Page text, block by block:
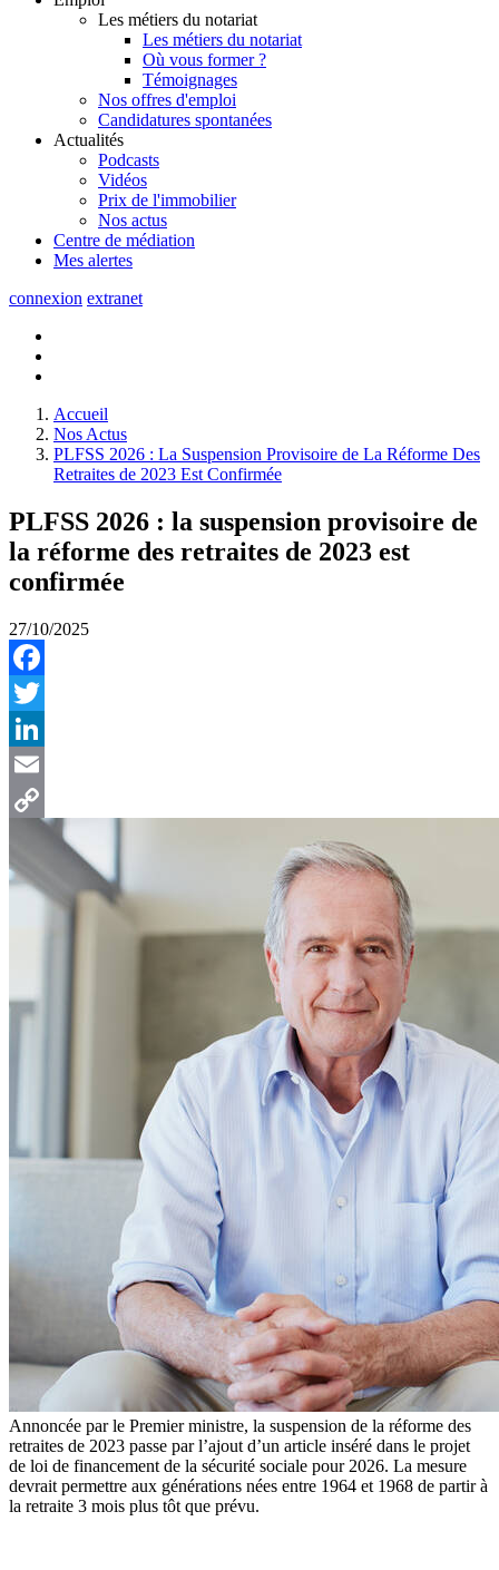
Les métiers du notariat
Les métiers du notariat
Où vous former ?
Témoignages
Nos offres d'emploi
Candidatures spontanées
Actualités
Podcasts
Vidéos
Prix de l'immobilier
Nos actus
Centre de médiation
Mes alertes
connexion extranet
Accueil
Nos Actus
PLFSS 2026 : La Suspension Provisoire de La Réforme Des
Retraites de 2023 Est Confirmée
PLFSS 2026 : la suspension provisoire de
la réforme des retraites de 2023 est
confirmée
27/10/2025
Facebook
Twitter
LinkedIn
Email
Link
Annoncée par le Premier ministre, la suspension de la réforme des
retraites de 2023 passe par l’ajout d’un article inséré dans le projet
de loi de financement de la sécurité sociale pour 2026. La mesure
devrait permettre aux générations nées entre 1964 et 1968 de partir à
la retraite 3 mois plus tôt que prévu.